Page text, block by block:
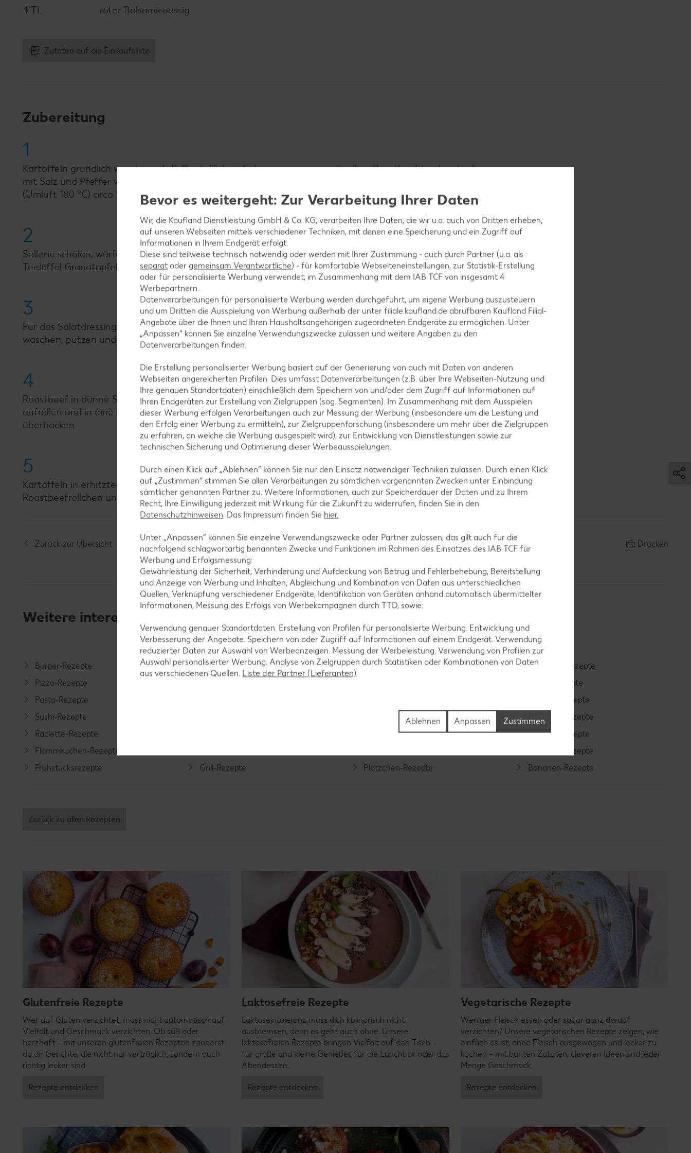
4 TL
roter Balsamicoessig
Zutaten auf die Einkaufsliste
Zubereitung
1
Kartoffeln gründlich waschen, als Pellkartoffeln in Salzwasser garen und pellen. Roastbeef trocken tupfen,
mit Salz und Pfeffer würzen, in 1 Esslöffel erhitztem Öl anbraten und im vorgeheizten Backofen bei 200 °C
(Umluft 180 °C) circa 15 bis 20 Minuten garen.
2
Sellerie schälen, würfeln, in Salzwasser 15 Minuten garen, gut abtropfen lassen, fein zerdrücken und mit 1
Teelöffel Granatapfelsirup, Salz und Pfeffer würzen.
3
Für das Salatdressing restliches Öl, Essig und übrigen Sirup verrühren, mit Salz und Pfeffer verrühren. Salat
waschen, putzen und mit dem Dressing mischen.
4
Roastbeef in dünne Scheiben schneiden, 6 bis 8 Scheiben mit dem Selleriepüree bestreichen, vorsichtig
aufrollen und in eine kleine Auflaufform legen. Parmesan darüber streuen und im Backofen 5 Minuten
überbacken.
5
Kartoffeln in erhitzter Butter goldbraun rösten, mit Majoran, Salz und Pfeffer würzen, mit den
Roastbeefröllchen und Salat servieren.
Zurück zur Übersicht Drucken
Weitere interessante Rezeptkategorien
Burger-Rezepte
Pizza-Rezepte
Pasta-Rezepte
Sushi-Rezepte
Raclette-Rezepte
Flammkuchen-Rezepte
Frühstücksrezepte
Salat-Rezepte
Grill-Rezepte
Muffin-Rezepte
Torten-Rezepte
Eis-Rezepte
Plätzchen-Rezepte
Smoothie-Rezepte
Bowle-Rezepte
Cocktail-Rezepte
Avocado-Rezepte
Erdbeer-Rezepte
Blaubeer-Rezepte
Bananen-Rezepte
Zurück zu allen Rezepten
Glutenfreie Rezepte
Wer auf Gluten verzichtet, muss nicht automatisch auf
Vielfalt und Geschmack verzichten. Ob süß oder
herzhaft – mit unseren glutenfreien Rezepten zauberst
du dir Gerichte, die nicht nur verträglich, sondern auch
richtig lecker sind.
Rezepte entdecken
Laktosefreie Rezepte
Laktoseintoleranz muss dich kulinarisch nicht
ausbremsen, denn es geht auch ohne. Unsere
laktosefreien Rezepte bringen Vielfalt auf den Tisch –
für große und kleine Genießer, für die Lunchbox oder das
Abendessen.
Rezepte entdecken
Vegetarische Rezepte
Weniger Fleisch essen oder sogar ganz darauf
verzichten? Unsere vegetarischen Rezepte zeigen, wie
einfach es ist, ohne Fleisch ausgewogen und lecker zu
kochen – mit bunten Zutaten, cleveren Ideen und jeder
Menge Geschmack.
Rezepte entdecken
Bevor es weitergeht: Zur Verarbeitung Ihrer Daten
Wir, die Kaufland Dienstleistung GmbH & Co. KG, verarbeiten Ihre Daten, die wir u.a. auch von Dritten erheben,
auf unseren Webseiten mittels verschiedener Techniken, mit denen eine Speicherung und ein Zugriff auf
Informationen in Ihrem Endgerät erfolgt.
Diese sind teilweise technisch notwendig oder werden mit Ihrer Zustimmung - auch durch Partner (u.a. als
separat oder gemeinsam Verantwortliche) - für komfortable Webseiteneinstellungen, zur Statistik-Erstellung
oder für personalisierte Werbung verwendet; im Zusammenhang mit dem IAB TCF von insgesamt4
Werbepartnern.
Datenverarbeitungen für personalisierte Werbung werden durchgeführt, um eigene Werbung auszusteuern
und um Dritten die Ausspielung von Werbung außerhalb der unter filiale.kaufland.de abrufbaren Kaufland Filial-
Angebote über die Ihnen und Ihren Haushaltsangehörigen zugeordneten Endgeräte zu ermöglichen. Unter
„Anpassen“ können Sie einzelne Verwendungszwecke zulassen und weitere Angaben zu den
Datenverarbeitungen finden.
Die Erstellung personalisierter Werbung basiert auf der Generierung von auch mit Daten von anderen
Webseiten angereicherten Profilen. Dies umfasst Datenverarbeitungen (z.B. über Ihre Webseiten-Nutzung und
Ihre genauen Standortdaten) einschließlich dem Speichern von und/oder dem Zugriff auf Informationen auf
Ihren Endgeräten zur Erstellung von Zielgruppen (sog. Segmenten). Im Zusammenhang mit dem Ausspielen
dieser Werbung erfolgen Verarbeitungen auch zur Messung der Werbung (insbesondere um die Leistung und
den Erfolg einer Werbung zu ermitteln), zur Zielgruppenforschung (insbesondere um mehr über die Zielgruppen
zu erfahren, an welche die Werbung ausgespielt wird), zur Entwicklung von Dienstleistungen sowie zur
technischen Sicherung und Optimierung dieser Werbeausspielungen.
Durch einen Klick auf „Ablehnen“ können Sie nur den Einsatz notwendiger Techniken zulassen. Durch einen Klick
auf „Zustimmen“ stimmen Sie allen Verarbeitungen zu sämtlichen vorgenannten Zwecken unter Einbindung
sämtlicher genannten Partner zu. Weitere Informationen, auch zur Speicherdauer der Daten und zu Ihrem
Recht, Ihre Einwilligung jederzeit mit Wirkung für die Zukunft zu widerrufen, finden Sie in den
Datenschutzhinweisen. Das Impressum finden Sie hier.
Unter „Anpassen“ können Sie einzelne Verwendungszwecke oder Partner zulassen; das gilt auch für die
nachfolgend schlagwortartig benannten Zwecke und Funktionen im Rahmen des Einsatzes des IAB TCF für
Werbung und Erfolgsmessung:
Gewährleistung der Sicherheit, Verhinderung und Aufdeckung von Betrug und Fehlerbehebung, Bereitstellung
und Anzeige von Werbung und Inhalten, Abgleichung und Kombination von Daten aus unterschiedlichen
Quellen, Verknüpfung verschiedener Endgeräte, Identifikation von Geräten anhand automatisch übermittelter
Informationen, Messung des Erfolgs von Werbekampagnen durch TTD, sowie:
Verwendung genauer Standortdaten. Erstellung von Profilen für personalisierte Werbung. Entwicklung und
Verbesserung der Angebote. Speichern von oder Zugriff auf Informationen auf einem Endgerät. Verwendung
reduzierter Daten zur Auswahl von Werbeanzeigen. Messung der Werbeleistung. Verwendung von Profilen zur
Auswahl personalisierter Werbung. Analyse von Zielgruppen durch Statistiken oder Kombinationen von Daten
aus verschiedenen Quellen. Liste der Partner (Lieferanten)
Zustimmen
Anpassen
Ablehnen